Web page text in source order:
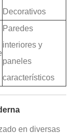
Decorativos
Paredes
interiores y
paneles
característicos
en diversas